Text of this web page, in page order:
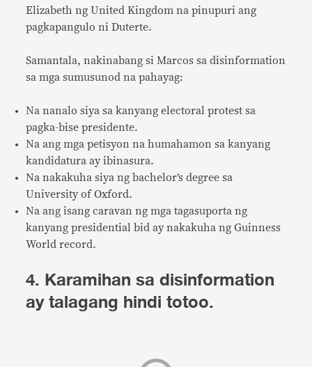
Elizabeth ng United Kingdom na pinupuri ang
pagkapangulo ni Duterte.
Samantala, nakinabang si Marcos sa disinformation
sa mga sumusunod na pahayag:
Na nanalo siya sa kanyang electoral protest sa
pagka-bise presidente.
Na ang mga petisyon na humahamon sa kanyang
kandidatura ay ibinasura.
Na nakakuha siya ng bachelor’s degree sa
University of Oxford.
Na ang isang caravan ng mga tagasuporta ng
kanyang presidential bid ay nakakuha ng Guinness
World record.
4. Karamihan sa disinformation
ay talagang hindi totoo.